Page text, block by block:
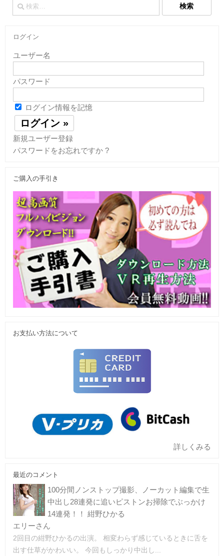
検
索:
ログイン
ユーザー名
パスワード
ログイン情報を記憶
新規ユーザー登録
パスワードをお忘れですか ?
ご購入の手引き
お支払い方法について
詳しくみる
最近のコメント
100分間ノンストップ撮影、ノーカット編集で生
中出し28連発に追いピストンお掃除でぶっかけ
14連発！！ 紺野ひかる
エリーさん
2回目の紺野ひかるの出演。 相変わらず感じているときに舌を
出す仕草がかわいい。 今回もしっかり中出し...